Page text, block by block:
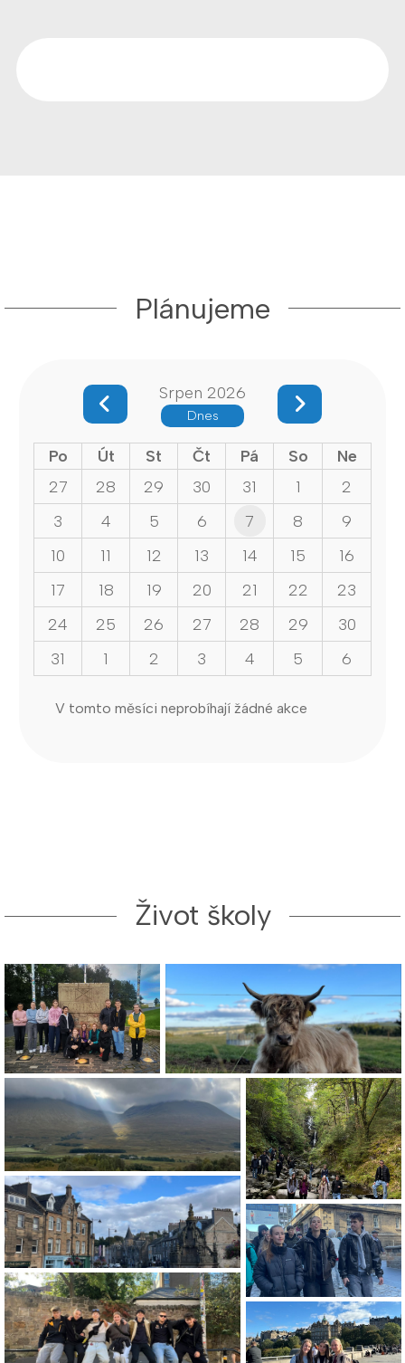
Plánujeme
Srpen 2026
Dnes
Po Út St Čt Pá So
Ne
27
28 29 30 31 1
2
3
4 5 6 7 8
9
10
11 12 13 14 15
16
17
18 19 20 21 22
23
24
25 26 27 28 29
30
31
1 2 3 4 5 6
V tomto měsíci neprobíhají žádné akce
Život školy